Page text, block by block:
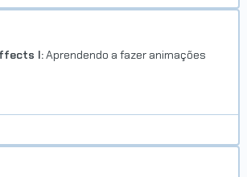
I:Aprendendo a fazer animações